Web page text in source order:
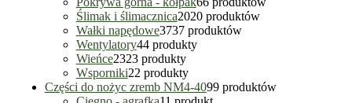
Ślimak i ślimacznica2020 produktów
Wałki napędowe3737 produktów
Wentylatory44 produkty
Wieńce2323 produkty
Wsporniki22 produkty
Części do nożyc zremb NM4-4099 produktów